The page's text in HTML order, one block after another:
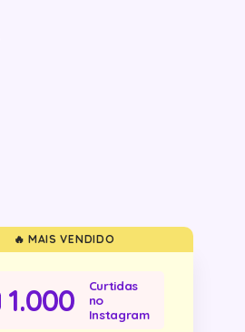
🔥 MAIS VENDIDO
1.000
Curtidas
no
Instagram